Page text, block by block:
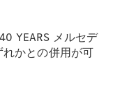
YEARS メルセデ
かとの併用が可